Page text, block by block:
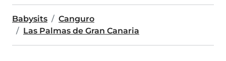
Babysits
Canguro
Las Palmas de Gran Canaria